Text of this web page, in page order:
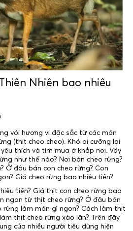
Nhiên bao nhiêu
với hương vị đặc sắc từ các món
(thịt cheo cheo). Khó ai cưỡng lại
thích và tìm mua ở khắp nơi. Vậy
như thế nào? Nơi bán cheo rừng?
Ở đâu bán con cheo rừng? Con
Giá cheo rừng bao nhiêu tiền?
tiền? Giá thịt con cheo rừng bao
ngon từ thịt cheo rừng? Ở đâu bán
rừng làm món gì ngon? Cách làm thịt
thịt cheo rừng xào lăn? Trên đây
của nhiều người tiêu dùng hiện